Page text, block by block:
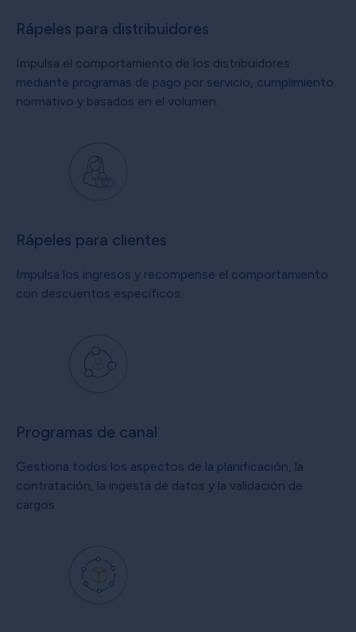
Rápeles para distribuidores
Impulsa el comportamiento de los distribuidores
mediante programas de pago por servicio, cumplimiento
normativo y basados en el volumen.
Rápeles para clientes
Impulsa los ingresos y recompense el comportamiento
con descuentos específicos.
Programas de canal
Gestiona todos los aspectos de la planificación, la
contratación, la ingesta de datos y la validación de
cargos.